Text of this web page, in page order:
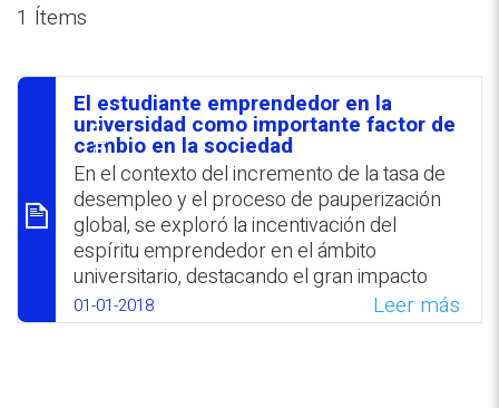
REPOSITORIO EN LÍNEA DE
CONTENIDOS ACADÉMICOS SOBRE
EDUCACIÓN Y FORMACIÓN DEL
PROFESORADO
1 Ítems
סיכום
El estudiante emprendedor en la
universidad como importante factor de
cambio en la sociedad
En el contexto del incremento de la tasa de
desempleo y el proceso de pauperización
global, se exploró la incentivación del
espíritu emprendedor en el ámbito
universitario, destacando el gran impacto
que tiene la competencia empresarial en el
desarrollo económico y social de una
01-01-2018 Leer más